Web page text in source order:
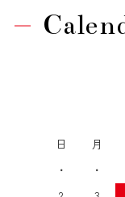
日 月
・
・